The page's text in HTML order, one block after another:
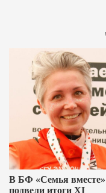
В БФ «Семья вместе»
подвели итоги XI